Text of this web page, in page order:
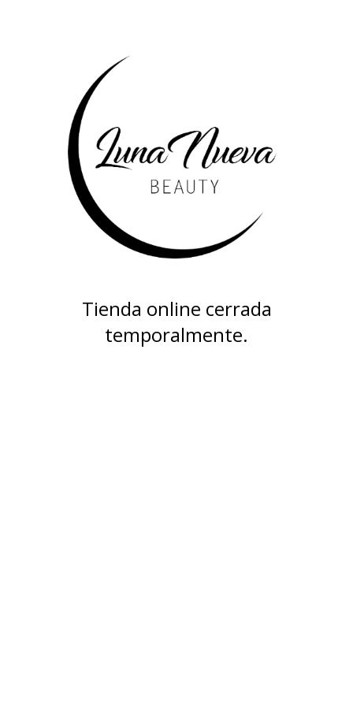
Tienda online cerrada
temporalmente.